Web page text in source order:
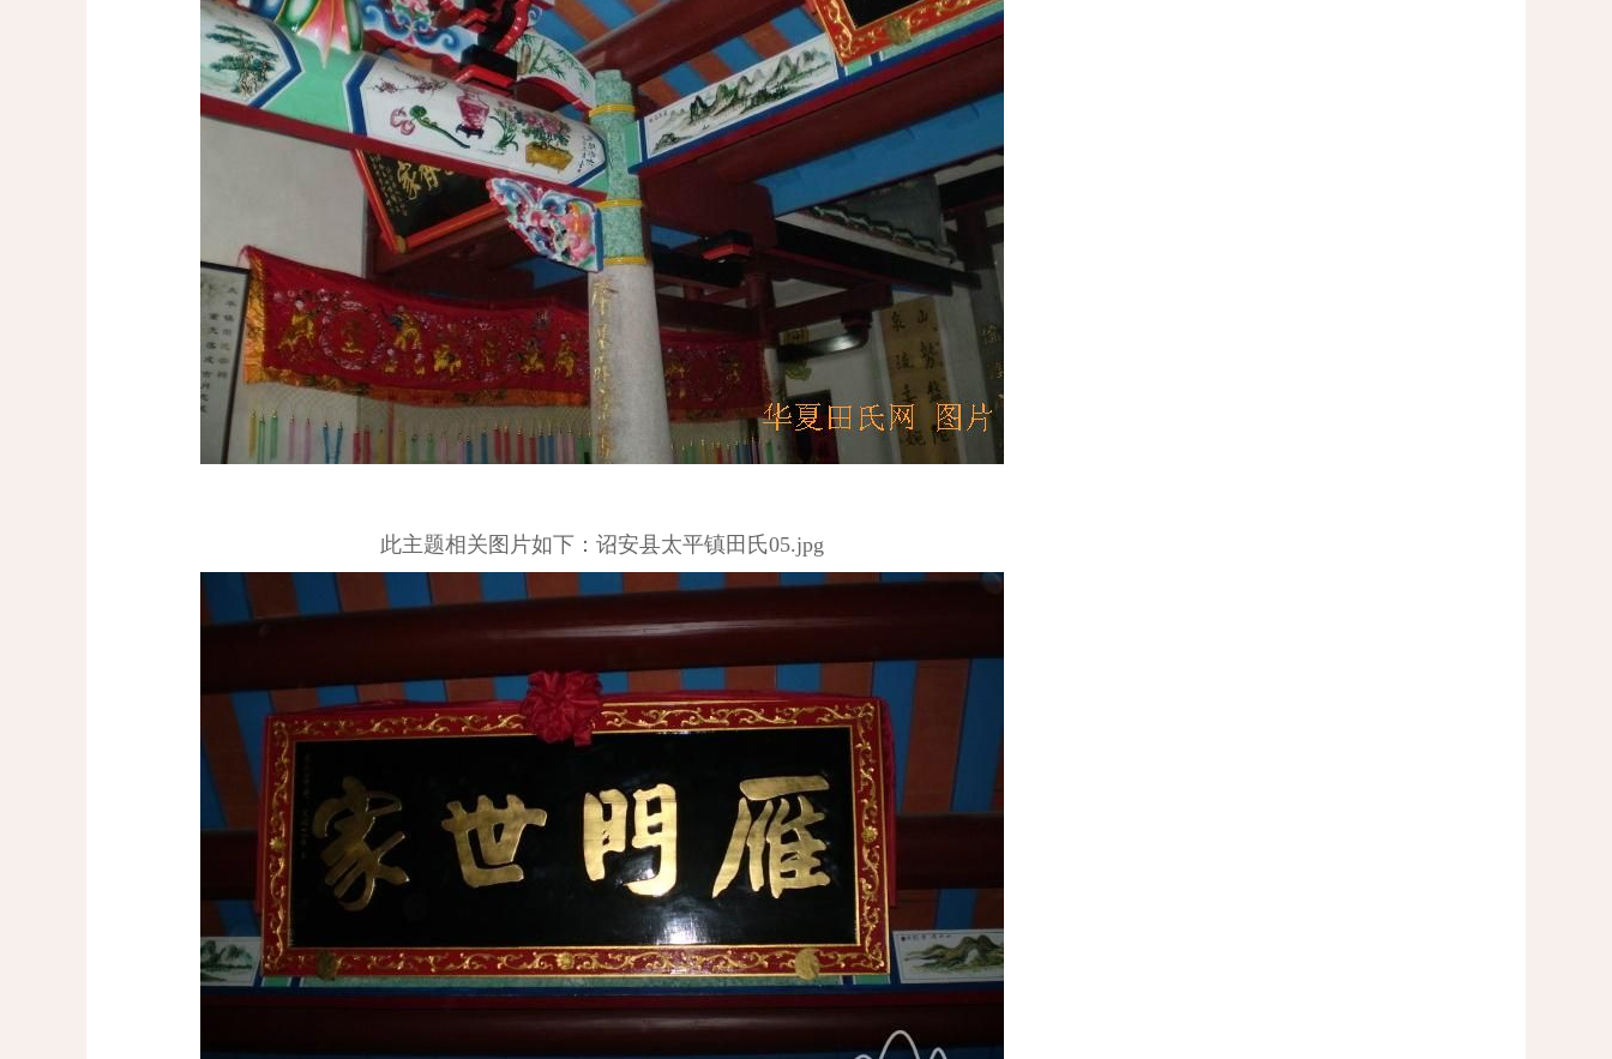
此主题相关图片如下：诏安县太平镇田氏05.jpg